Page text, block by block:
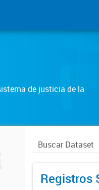
de justicia de la
Registros